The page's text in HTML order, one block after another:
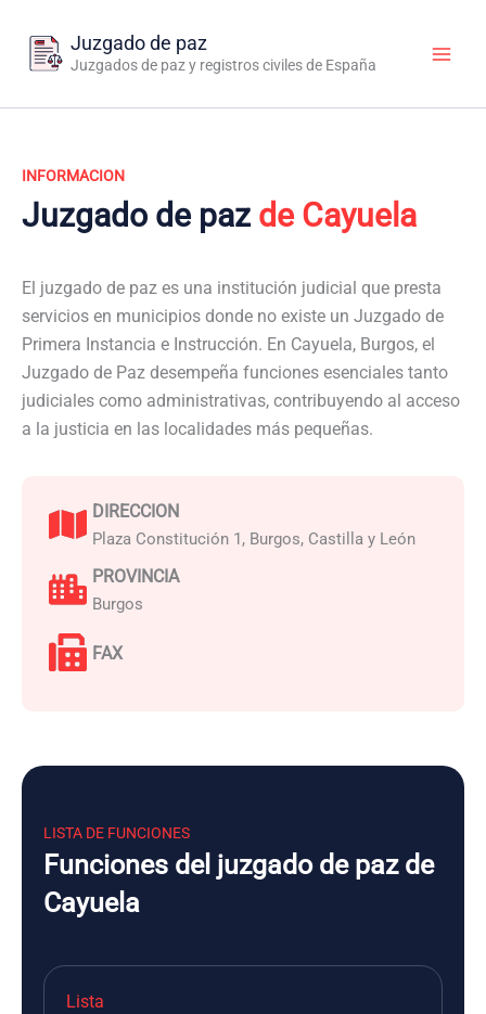
contenido
Juzgado de paz
Juzgados de paz y registros civiles de España
INFORMACION
Juzgado de paz de Cayuela
El juzgado de paz es una institución judicial que presta
servicios en municipios donde no existe un Juzgado de
Primera Instancia e Instrucción. En Cayuela, Burgos, el
Juzgado de Paz desempeña funciones esenciales tanto
judiciales como administrativas, contribuyendo al acceso
a la justicia en las localidades más pequeñas.
DIRECCION
Plaza Constitución 1, Burgos, Castilla y León
PROVINCIA
Burgos
FAX
LISTA DE FUNCIONES
Funciones del juzgado de paz de
Cayuela
Lista